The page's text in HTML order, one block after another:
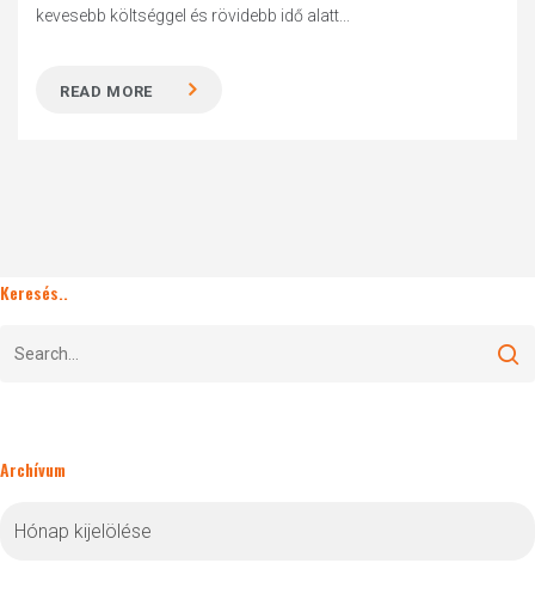
kevesebb költséggel és rövidebb idő alatt...
READ MORE
Keresés..
Archívum